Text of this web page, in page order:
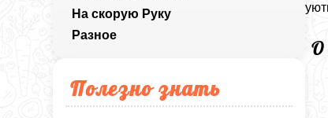
На скорую Руку
Разное
Полезно знать
О